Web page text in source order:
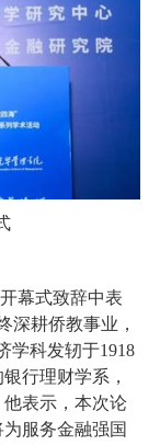
幕式致辞中表
深耕侨教事业，
学科发轫于1918
行理财学系，
表示，本次论
服务金融强国